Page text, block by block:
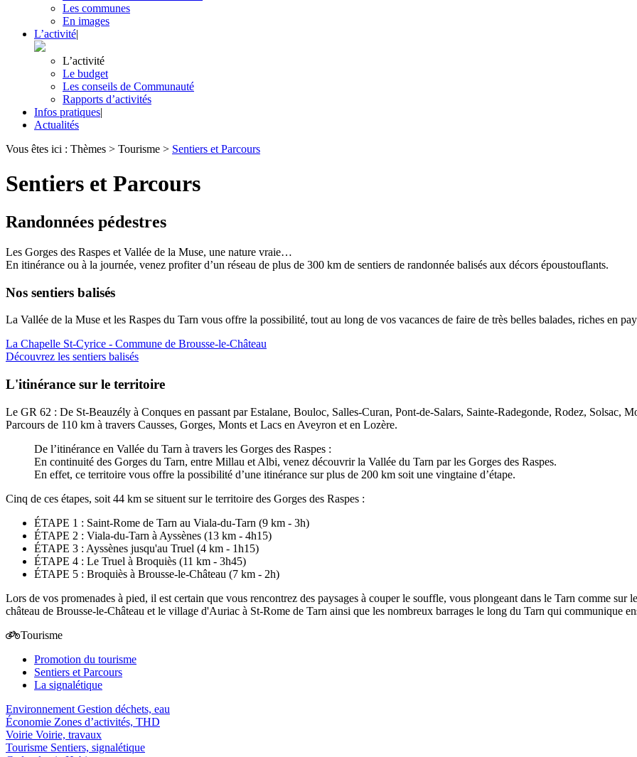
Les communes
En images
L’activité|
L’activité
Le budget
Les conseils de Communauté
Rapports d’activités
Infos pratiques|
Actualités
Vous êtes ici : Thèmes > Tourisme > Sentiers et Parcours
Sentiers et Parcours
Randonnées pédestres
Les Gorges des Raspes et Vallée de la Muse, une nature vraie…
En itinérance ou à la journée, venez profiter d’un réseau de plus de 300 km de sentiers de randonnée balisés aux décors époustouflants.
Nos sentiers balisés
La Vallée de la Muse et les Raspes du Tarn vous offre la possibilité, tout au long de vos vacances de faire de très belles balades, riches en
La Chapelle St-Cyrice - Commune de Brousse-le-Château
Découvrez les sentiers balisés
L'itinérance sur le territoire
Le GR 62 : De St-Beauzély à Conques en passant par Estalane, Bouloc, Salles-Curan, Pont-de-Salars, Sainte-Radegonde, Rodez, Solsac,
Parcours de 110 km à travers Causses, Gorges, Monts et Lacs en Aveyron et en Lozère.
De l’itinérance en Vallée du Tarn à travers les Gorges des Raspes :
En continuité des Gorges du Tarn, entre Millau et Albi, venez découvrir la Vallée du Tarn par les Gorges des Raspes.
En effet, ce territoire vous offre la possibilité d’une itinérance sur plus de 200 km soit une vingtaine d’étape.
Cinq de ces étapes, soit 44 km se situent sur le territoire des Gorges des Raspes :
ÉTAPE 1 : Saint-Rome de Tarn au Viala-du-Tarn (9 km - 3h)
ÉTAPE 2 : Viala-du-Tarn à Ayssènes (13 km - 4h15)
ÉTAPE 3 : Ayssènes jusqu'au Truel (4 km - 1h15)
ÉTAPE 4 : Le Truel à Broquiès (11 km - 3h45)
ÉTAPE 5 : Broquiès à Brousse-le-Château (7 km - 2h)
Lors de vos promenades à pied, il est certain que vous rencontrez des paysages à couper le souffle, vous plongeant dans le Tarn comme
château de Brousse-le-Château et le village d'Auriac à St-Rome de Tarn ainsi que les nombreux barrages le long du Tarn qui communique
Tourisme
Promotion du tourisme
Sentiers et Parcours
La signalétique
Environnement Gestion déchets, eau
Économie Zones d’activités, THD
Voirie Voirie, travaux
Tourisme Sentiers, signalétique